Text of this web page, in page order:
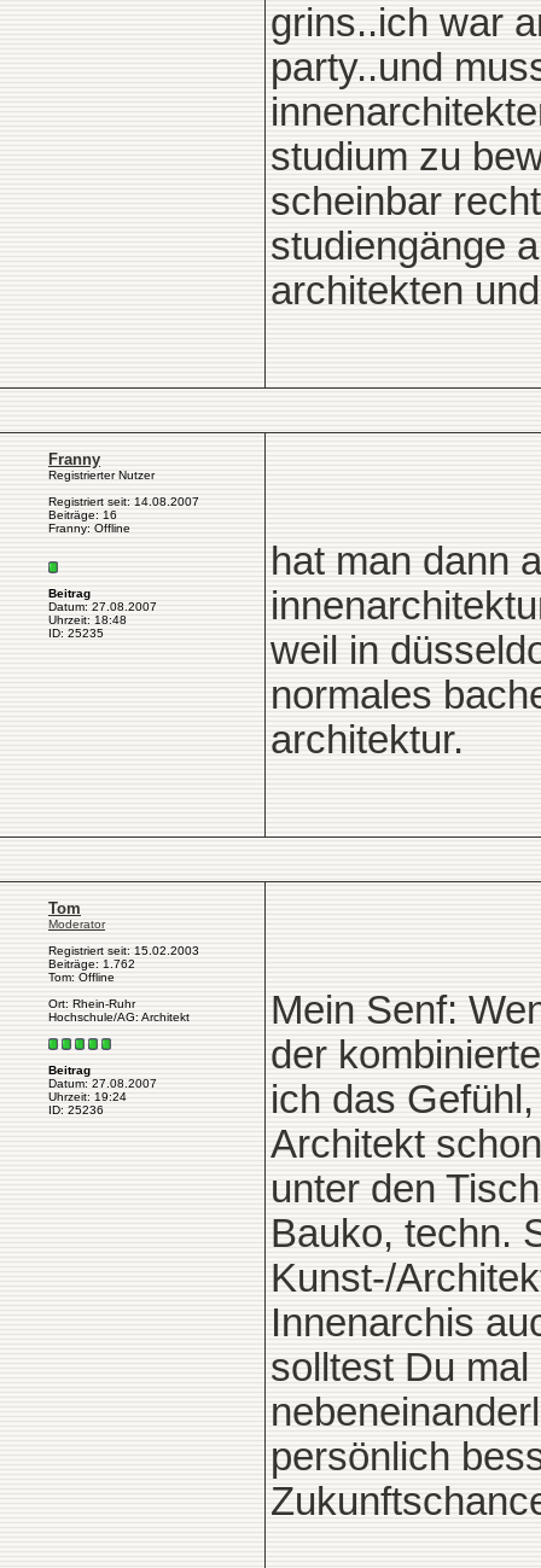
grins..ich war
party..und
studium zu
scheinbar
studiengänge
architekten
Franny
Registrierter Nutzer
Registriert seit: 14.08.2007
Beiträge: 16
Franny: Offline
Beitrag
Datum: 27.08.2007
Uhrzeit: 18:48
ID: 25235
hat man dann
weil in
normales
architektur.
Tom
Moderator
Registriert seit: 15.02.2003
Beiträge: 1.762
Tom: Offline
Ort: Rhein-Ruhr
Hochschule/AG: Architekt
Beitrag
Datum: 27.08.2007
Uhrzeit: 19:24
ID: 25236
Mein Senf:
der
ich das
Architekt
unter den
Bauko, techn.
Kunst-/
Innenarchis
solltest Du
persönlich